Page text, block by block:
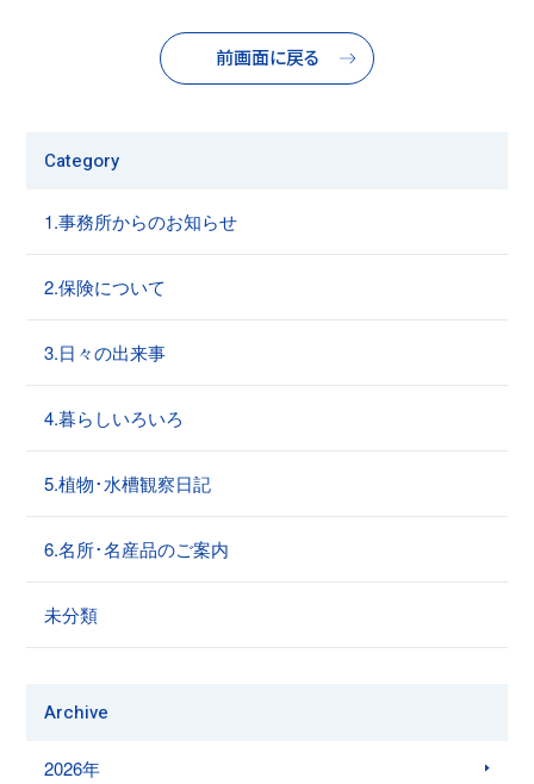
前画面に戻る
Category
1.事務所からのお知らせ
2.保険について
3.日々の出来事
4.暮らしいろいろ
5.植物･水槽観察日記
6.名所･名産品のご案内
未分類
Archive
2026年